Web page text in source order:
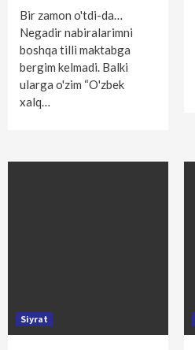
Bir zamon o'tdi-da…
Negadir nabiralarimni
bosh­qa tilli maktabga
bergim kelmadi. Balki
ularga o'zim “O'zbek
xalq…
Siyrat